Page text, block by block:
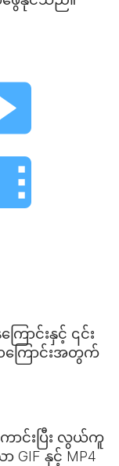
ောင်းနှင့် ၎င်း
ကြောင်းအတွက်
ောင်းပြီး လွယ်ကူ
နှင့် MP4